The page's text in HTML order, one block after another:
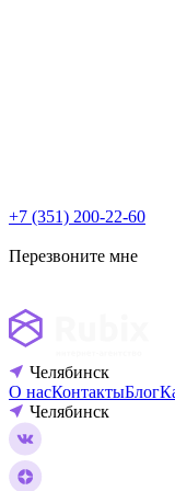
+7 (351) 200-22-60
Перезвоните мне
Челябинск
О насКонтактыБлог
Челябинск